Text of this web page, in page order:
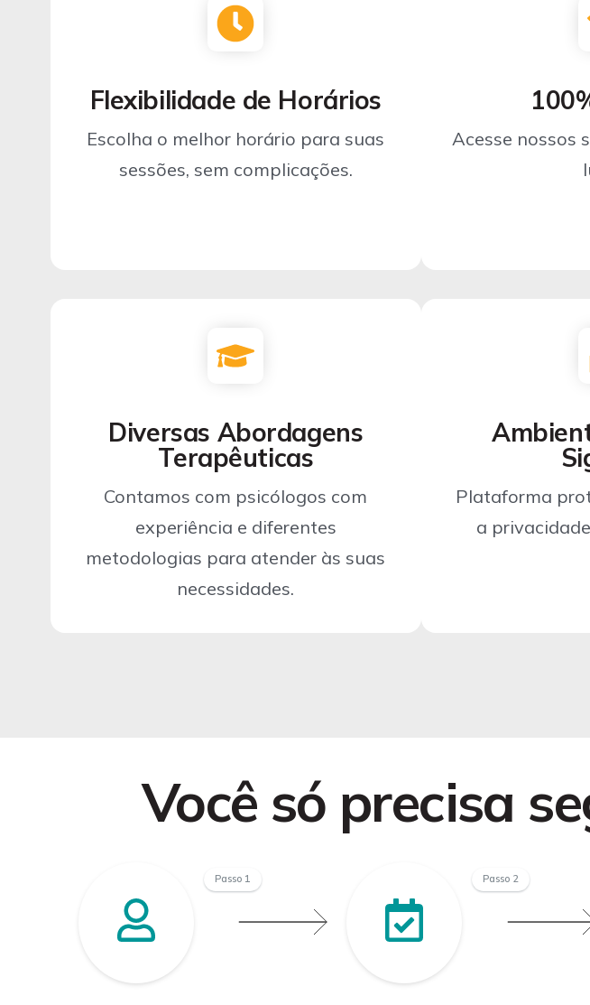
Flexibilidade de Horários
Escolha o melhor horário para suas
sessões, sem complicações.
Acesse nossos
Diversas Abordagens
Terapêuticas
Contamos com psicólogos com
experiência e diferentes
metodologias para atender às suas
necessidades.
Plataforma
a
Você só precisa
Passo 1 Passo 2